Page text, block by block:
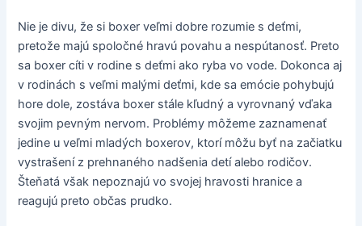
Nie je divu, že si boxer veľmi dobre rozumie s deťmi,
pretože majú spoločné hravú povahu a nespútanosť. Preto
sa boxer cíti v rodine s deťmi ako ryba vo vode. Dokonca aj
v rodinách s veľmi malými deťmi, kde sa emócie pohybujú
hore dole, zostáva boxer stále kľudný a vyrovnaný vďaka
svojim pevným nervom. Problémy môžeme zaznamenať
jedine u veľmi mladých boxerov, ktorí môžu byť na začiatku
vystrašení z prehnaného nadšenia detí alebo rodičov.
Šteňatá však nepoznajú vo svojej hravosti hranice a
reagujú preto občas prudko.